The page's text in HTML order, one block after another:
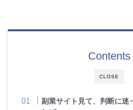
CLOSE
Contents
副業サイト見て、判断に迷